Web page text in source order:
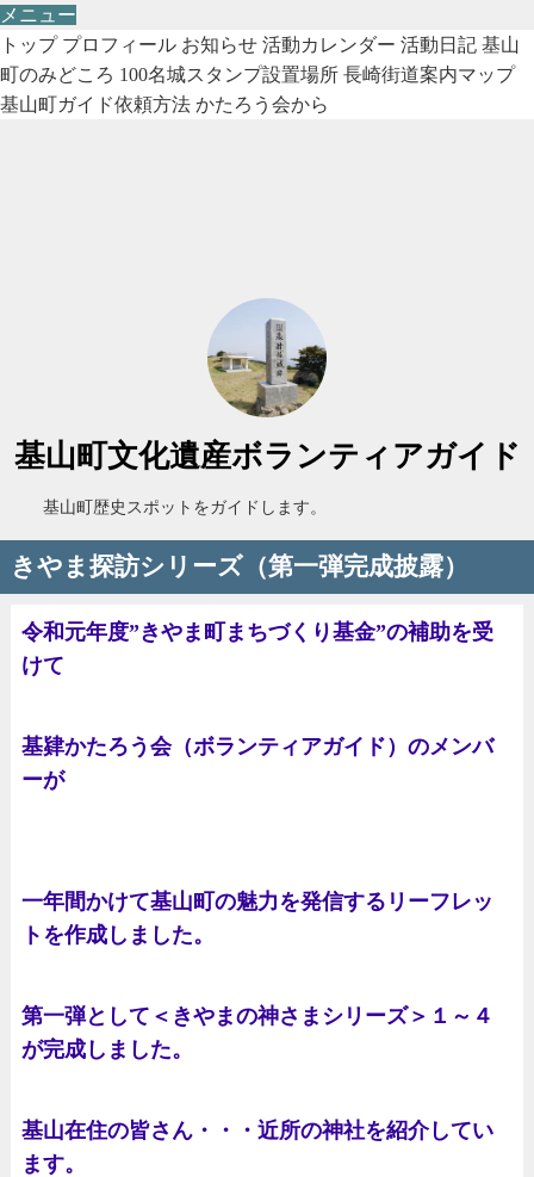
メニュー
トップ プロフィール お知らせ 活動カレンダー 活動日記 基山
町のみどころ 100名城スタンプ設置場所 長崎街道案内マップ
基山町ガイド依頼方法 かたろう会から
基山町文化遺産ボランティアガイド
基山町歴史スポットをガイドします。
きやま探訪シリーズ（第一弾完成披露）
令和元年度”きやま町まちづくり基金”の補助を受
けて
基肄かたろう会（ボランティアガイド）のメンバ
ーが
一年間かけて基山町の魅力を発信するリーフレッ
トを作成しました。
第一弾として＜きやまの神さまシリーズ＞１～４
が完成しました。
基山在住の皆さん・・・近所の神社を紹介してい
ます。